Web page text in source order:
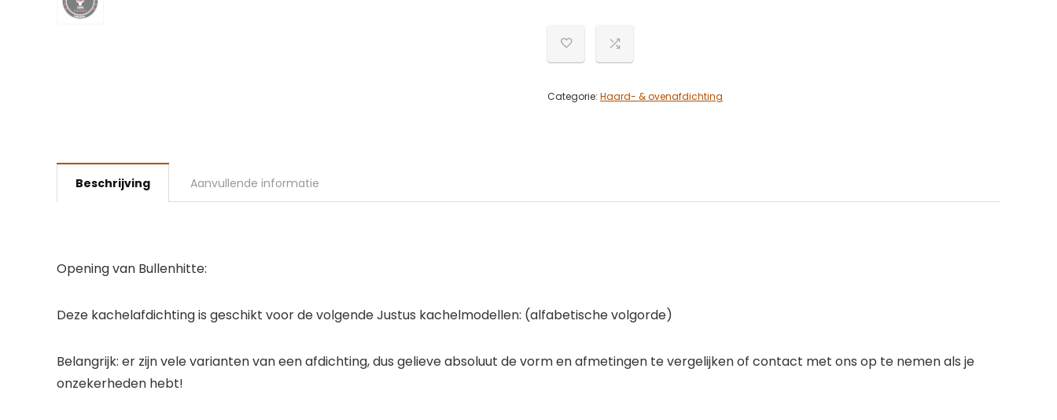
Categorie: Haard- & ovenafdichting
Beschrijving Aanvullende informatie
Opening van Bullenhitte:
Deze kachelafdichting is geschikt voor de volgende Justus kachelmodellen: (alfabetische volgorde)
Belangrijk: er zijn vele varianten van een afdichting, dus gelieve absoluut de vorm en afmetingen te vergelijken of contact met ons op te nemen als je
onzekerheden hebt!